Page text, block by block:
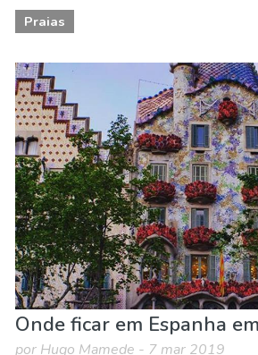
Praias
Onde ficar em Espanha
por Hugo Mamede - 7 mar 2019